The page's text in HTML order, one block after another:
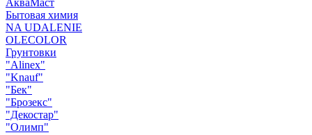
АкваМаст
Бытовая химия
NA UDALENIE
OLECOLOR
Грунтовки
"Alinex"
"Knauf"
"Бек"
"Брозекс"
"Декостар"
"Олимп"